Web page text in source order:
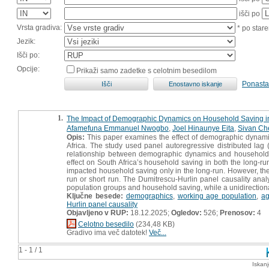
išči po
Vrsta gradiva:
* po
Jezik:
Išči po:
Opcije:
Prikaži samo zadetke s celotnim besedilom
1 - 1 / 1
1. The Impact of Demographic Dynamics on Household Saving
Afamefuna Emmanuel Nwogbo Joel Hinaunye Eita Sivan
Opis: This paper examines the effect of demographic
Africa. The study used panel autoregressive distributed
relationship between demographic dynamics and
effect on South Africa’s household saving in both the long-
impacted household saving only in the long-run. However,
run or short run. The Dumitrescu-Hurlin panel causality
population groups and household saving, while a
Ključne besede: demographics, working age population ,
Hurlin panel causality
Objavljeno v RUP: 18.12.2025; Ogledov: 526; Prenosov: 4
Celotno besedilo (234,48 KB)
Gradivo ima več datotek! Več...